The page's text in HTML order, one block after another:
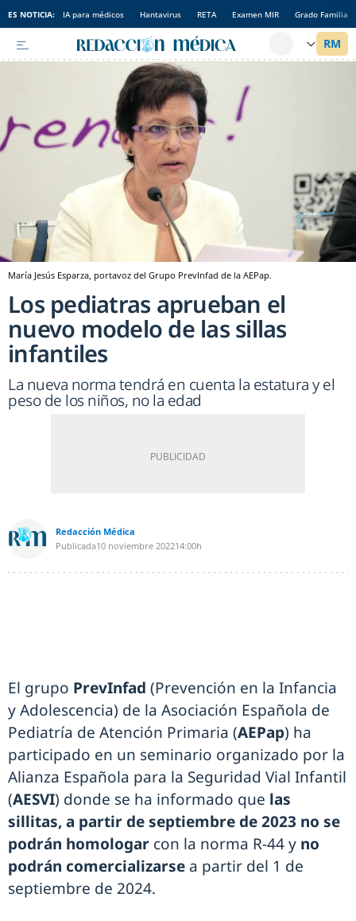
ES NOTICIA: IA para médicos Hantavirus RETA Examen MIR Grado Familia
María Jesús Esparza, portavoz del Grupo PrevInfad de la AEPap.
Los pediatras aprueban el
nuevo modelo de las sillas
infantiles
La nueva norma tendrá en cuenta la estatura y el
peso de los niños, no la edad
Redacción Médica
Publicada10 noviembre 202214:00h
El grupo PrevInfad (Prevención en la Infancia
y Adolescencia) de la Asociación Española de
Pediatría de Atención Primaria (AEPap) ha
participado en un seminario organizado por la
Alianza Española para la Seguridad Vial Infantil
(AESVI) donde se ha informado que las
sillitas, a partir de septiembre de 2023 no se
podrán homologar con la norma R-44 y no
podrán comercializarse a partir del 1 de
septiembre de 2024.